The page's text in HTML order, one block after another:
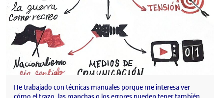
He trabajado con técnicas manuales porque me interesa ver